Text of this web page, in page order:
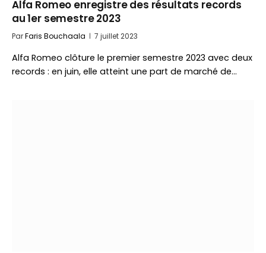
Alfa Romeo enregistre des résultats records
au 1er semestre 2023
ParFaris Bouchaala 7 juillet 2023
Alfa Romeo clôture le premier semestre 2023 avec deux
records : en juin, elle atteint une part de marché de…